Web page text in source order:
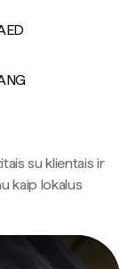
su klientais ir
kaip lokalus